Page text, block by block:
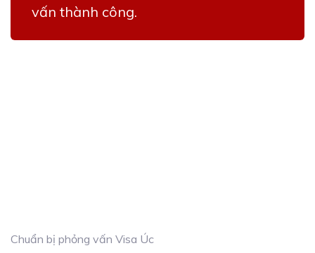
vấn thành công.
Chuẩn bị phỏng vấn Visa Úc